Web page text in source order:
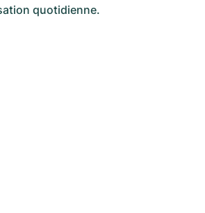
quotidienne.